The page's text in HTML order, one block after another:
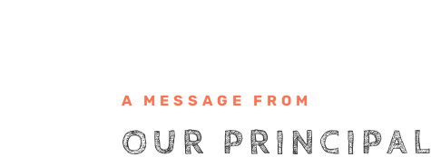
A MESSAGE FROM
OUR PRINCIPAL